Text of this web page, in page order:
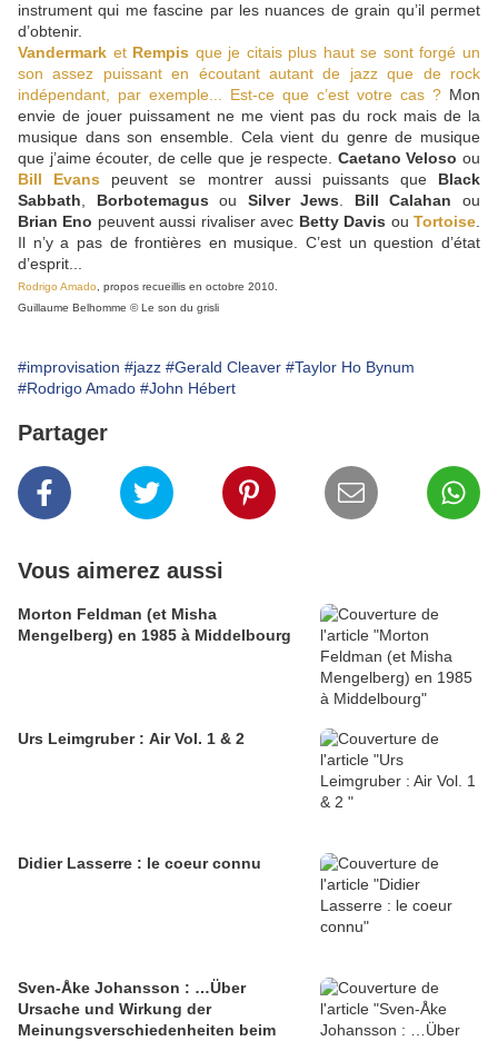
instrument qui me fascine par les nuances de grain qu’il permet
d’obtenir.
Vandermark et Rempis que je citais plus haut se sont forgé un
son assez puissant en écoutant autant de jazz que de rock
indépendant, par exemple... Est-ce que c’est votre cas ? Mon
envie de jouer puissament ne me vient pas du rock mais de la
musique dans son ensemble. Cela vient du genre de musique
que j’aime écouter, de celle que je respecte. Caetano Veloso ou
Bill Evans peuvent se montrer aussi puissants que Black
Sabbath
Borbotemagus ou Silver Jews Bill Calahan ou
Brian Eno peuvent aussi rivaliser avec Betty Davis ouTortoise
Il n’y a pas de frontières en musique. C’est un question d’état
d’esprit...
Rodrigo Amado , propos recueillis en octobre 2010.
Guillaume Belhomme © Le son du grisli
#improvisation #jazz #Gerald Cleaver #Taylor Ho Bynum
#Rodrigo Amado #John Hébert
Partager
Vous aimerez aussi
Morton Feldman (et Misha
Mengelberg) en 1985 à Middelbourg
Urs Leimgruber : Air Vol. 1 & 2
Didier Lasserre : le coeur connu
Sven-Åke Johansson : …Über
Ursache und Wirkung der
Meinungsverschiedenheiten beim